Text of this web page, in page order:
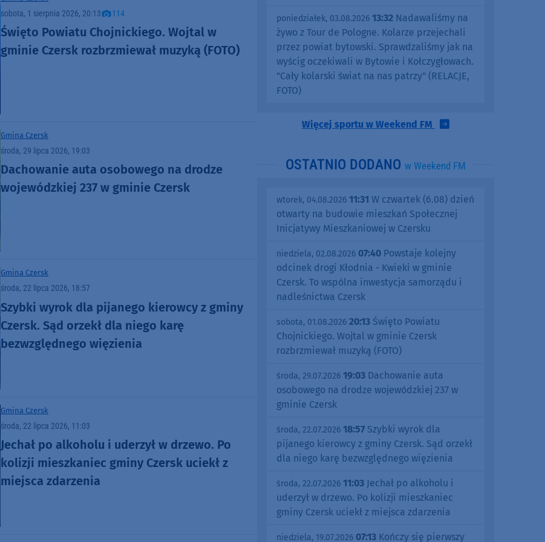
sobota, 1 sierpnia 2026, 20:13 114
Święto Powiatu Chojnickiego. Wojtal w
gminie Czersk rozbrzmiewał muzyką (FOTO)
Gmina Czersk
środa, 29 lipca 2026, 19:03
Dachowanie auta osobowego na drodze
wojewódzkiej 237 w gminie Czersk
Gmina Czersk
środa, 22 lipca 2026, 18:57
Szybki wyrok dla pijanego kierowcy z gminy
Czersk. Sąd orzekł dla niego karę
bezwzględnego więzienia
Gmina Czersk
środa, 22 lipca 2026, 11:03
Jechał po alkoholu i uderzył w drzewo. Po
kolizji mieszkaniec gminy Czersk uciekł z
miejsca zdarzenia
poniedziałek, 03.08.2026 13:32 Nadawaliśmy na
żywo z Tour de Pologne. Kolarze przejechali
przez powiat bytowski. Sprawdzaliśmy jak na
wyścig oczekiwali w Bytowie i Kołczygłowach.
"Cały kolarski świat na nas patrzy" (RELACJE,
FOTO)
Więcej sportu w Weekend FM
OSTATNIO DODANO w Weekend FM
wtorek, 04.08.2026 11:31 W czwartek (6.08) dzień
otwarty na budowie mieszkań Społecznej
Inicjatywy Mieszkaniowej w Czersku
niedziela, 02.08.2026 07:40 Powstaje kolejny
odcinek drogi Kłodnia - Kwieki w gminie
Czersk. To wspólna inwestycja samorządu i
nadleśnictwa Czersk
sobota, 01.08.2026 20:13 Święto Powiatu
Chojnickiego. Wojtal w gminie Czersk
rozbrzmiewał muzyką (FOTO)
środa, 29.07.2026 19:03 Dachowanie auta
osobowego na drodze wojewódzkiej 237 w
gminie Czersk
środa, 22.07.2026 18:57 Szybki wyrok dla
pijanego kierowcy z gminy Czersk. Sąd orzekł
dla niego karę bezwzględnego więzienia
środa, 22.07.2026 11:03 Jechał po alkoholu i
uderzył w drzewo. Po kolizji mieszkaniec
gminy Czersk uciekł z miejsca zdarzenia
niedziela, 19.07.2026 07:13 Kończy się pierwszy